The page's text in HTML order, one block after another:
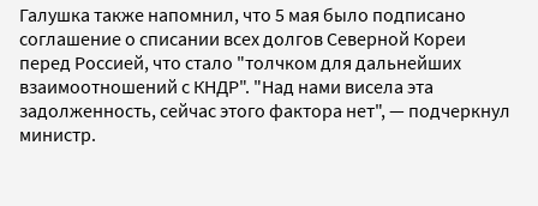
Галушка также напомнил, что 5 мая было подписано
соглашение о списании всех долгов Северной Кореи
перед Россией, что стало "толчком для дальнейших
взаимоотношений с КНДР". "Над нами висела эта
задолженность, сейчас этого фактора нет", — подчеркнул
министр.